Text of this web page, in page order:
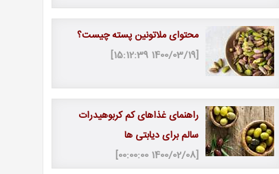
محتوای ملاتونین پسته چیست؟
[1400/03/19 15:12:39]
راهنمای غذاهای کم کربوهیدرات
سالم برای دیابتی ها
[1400/02/08 00:00:00]